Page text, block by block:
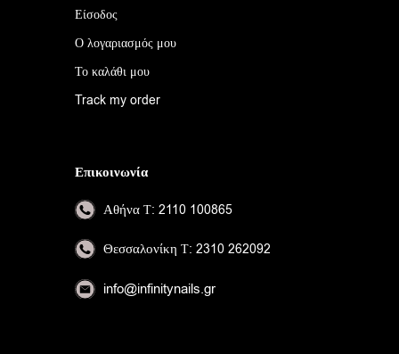
Είσοδος
Ο λογαριασμός μου
Το καλάθι μου
Track my order
Επικοινωνία
ΑθήναΤ: 2110 100865
ΘεσσαλονίκηΤ: 2310 262092
info@infinitynails.gr